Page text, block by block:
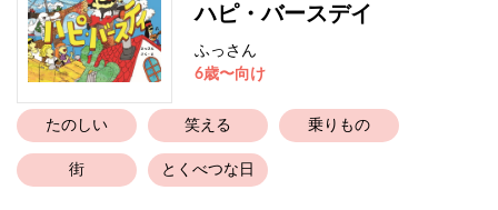
ハピ・バースデイ
ふっさん
6歳〜向け
たのしい 笑える 乗りもの
街 とくべつな日